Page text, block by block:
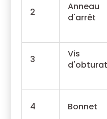
2
Anneau
d'arrêt
3
Vis
4 Bonnet